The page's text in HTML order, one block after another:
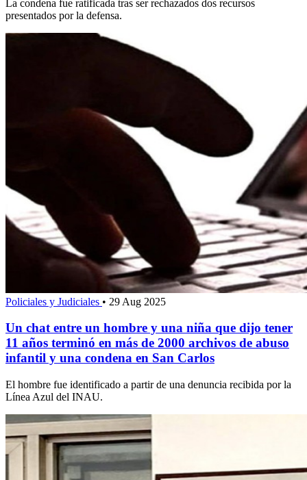
La condena fue ratificada tras ser rechazados dos recursos
presentados por la defensa.
Policiales y Judiciales • 29 Aug 2025
Un chat entre un hombre y una niña que dijo tener
11 años terminó en más de 2000 archivos de abuso
infantil y una condena en San Carlos
El hombre fue identificado a partir de una denuncia recibida por la
Línea Azul del INAU.